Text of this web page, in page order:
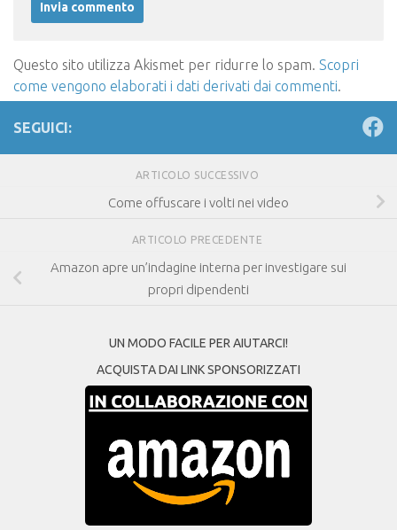
Questo sito utilizza Akismet per ridurre lo spam. Scopri
come vengono elaborati i dati derivati dai commenti.
SEGUICI:
ARTICOLO SUCCESSIVO
Come offuscare i volti nei video
ARTICOLO PRECEDENTE
Amazon apre un’indagine interna per investigare sui
propri dipendenti
UN MODO FACILE PER AIUTARCI!
ACQUISTA DAI LINK SPONSORIZZATI